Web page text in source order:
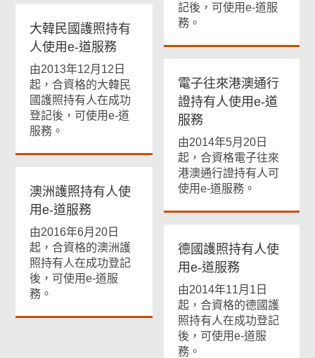
記後，可使用e-道服
務。
大韓民國護照持有
人使用e-道服務
由2013年12月12日
起，合資格的大韓民
國護照持有人在成功
登記後，可使用e-道
服務。
電子往來港澳通行
證持有人使用e-道
服務
由2014年5月20日
起，合資格電子往來
港澳通行證持有人可
使用e-道服務。
澳洲護照持有人使
用e-道服務
由2016年6月20日
起，合資格的澳洲護
照持有人在成功登記
後，可使用e-道服
務。
德國護照持有人使
用e-道服務
由2014年11月1日
起，合資格的德國護
照持有人在成功登記
後，可使用e-道服
務。